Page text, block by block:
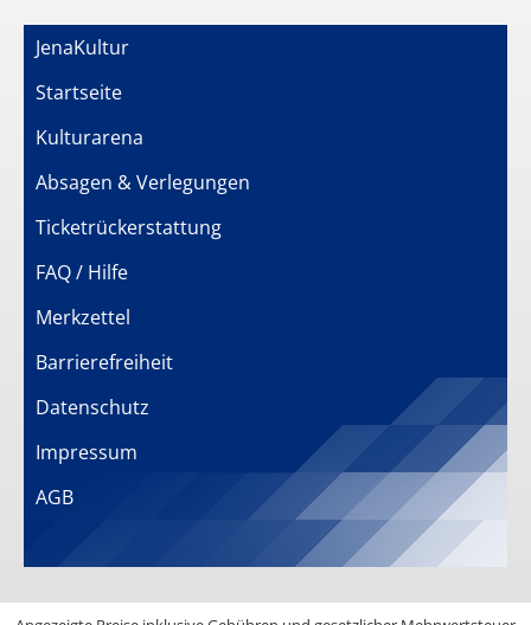
JenaKultur
Startseite
Kulturarena
Absagen & Verlegungen
Ticketrückerstattung
FAQ / Hilfe
Merkzettel
Barrierefreiheit
Datenschutz
Impressum
AGB